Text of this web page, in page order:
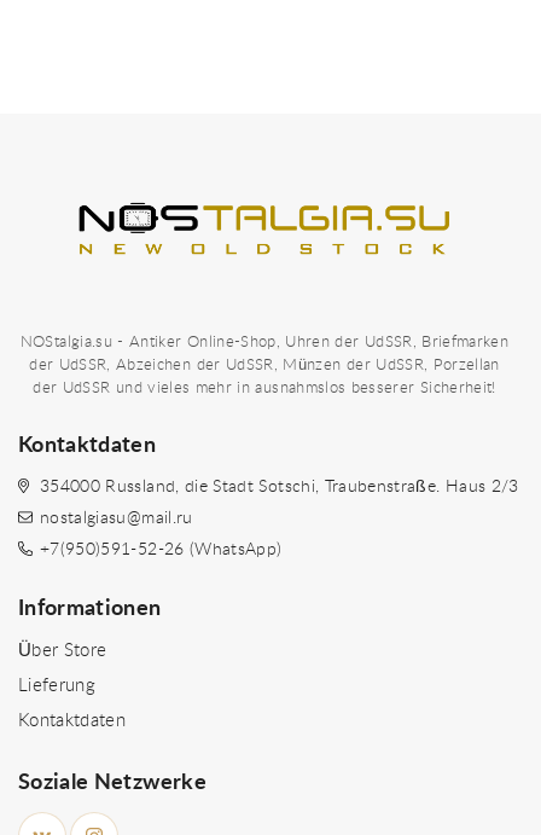
NOStalgia.su - Antiker Online-Shop, Uhren der UdSSR, Briefmarken
der UdSSR, Abzeichen der UdSSR, Münzen der UdSSR, Porzellan
der UdSSR und vieles mehr in ausnahmslos besserer Sicherheit!
Kontaktdaten
354000 Russland, die Stadt Sotschi, Traubenstraße. Haus 2/3
nostalgiasu@mail.ru
+7(950)591-52-26 (WhatsApp)
Informationen
Über Store
Lieferung
Kontaktdaten
Soziale Netzwerke